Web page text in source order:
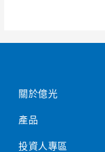
關於億光
產品
投資人專區